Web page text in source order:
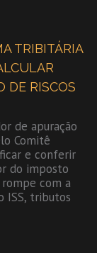
TRIBITÁRIA
DE RISCOS
de apuração
Comitê
e conferir
do imposto
com a
ISS, tributos